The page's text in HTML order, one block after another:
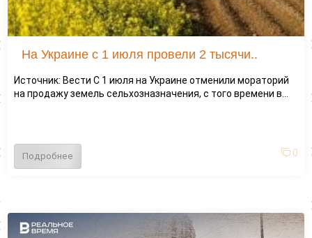
На Украине с 1 июля провели 2 тысячи..
Источник: Вести С 1 июля на Украине отменили мораторий
на продажу земель сельхозназначения, с того времени в...
Подробнее 0